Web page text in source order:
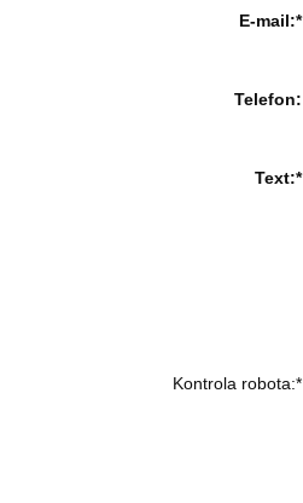
E-mail:*
Telefon:
Text:*
Kontrola robota:*